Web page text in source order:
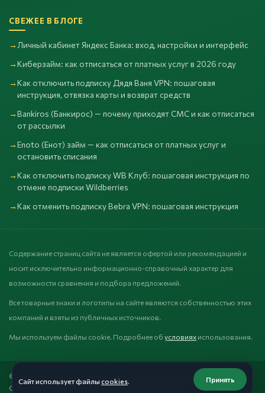
Сайт использует файлы cookies. Принять
СВЕЖЕЕ В БЛОГЕ
Личный кабинет Яндекс Банка: вход, настройки и интерфейс
Киберзайм: как отписаться от платных услуг в 2026 году
Как отключить подписку Дядя Ваня VPN: пошаговая
инструкция, отвязка карты и возврат средств
Bankiros (Банкирос) — почему приходят СМС и как отписаться
от рассылки
Enoto (Енот) займ — как отписаться от платных услуг и
остановить списания
Как отключить подписку WB Клуб: пошаговая инструкция по
отмене подписки Wildberries
Как отменить подписку Bebra VPN: пошаговая инструкция
Содержание страниц сайта не является офертой или рекомендацией и
носит исключительно информационно-справочный характер для
возможности сравнения и подбора предложений.
Все товарные знаки и логотипы на сайте являются собственностью этих
компаний и взяты из публичных источников.
Мы используем файлы cookie. Подробнее об условиях использования.
©2025 Забирай. Гиперссылка обязательна при копировании.
О проекте Обработка данныхКонфиденциальность